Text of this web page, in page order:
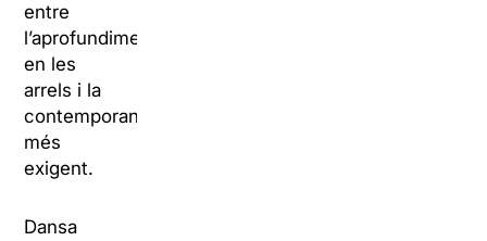
entre
l’aprofundiment
en les
arrels i la
contemporaneïtat
més
exigent.
Dansa